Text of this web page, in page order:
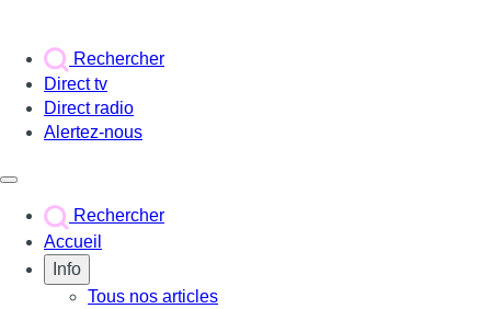
Rechercher
Direct tv
Direct radio
Alertez-nous
Rechercher
Accueil
Info
Tous nos articles